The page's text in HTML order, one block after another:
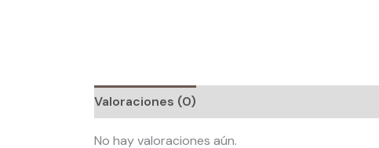
Valoraciones (0)
No hay valoraciones aún.